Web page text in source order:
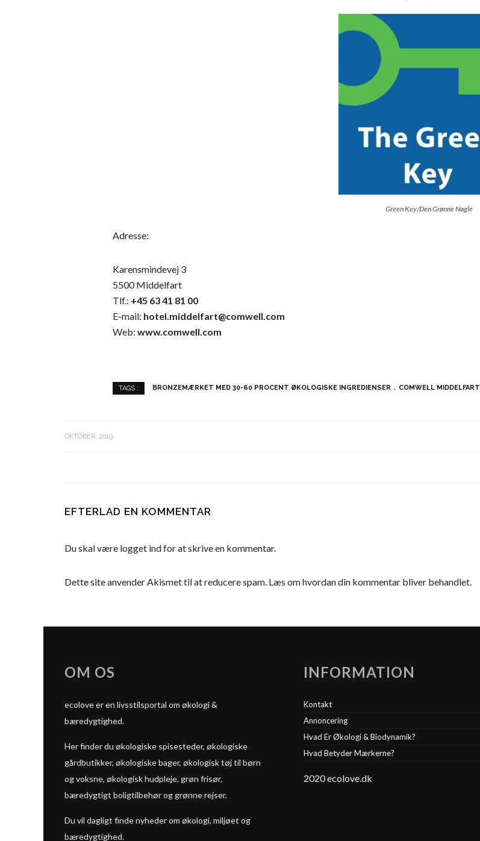
Green Key/Den Grønne Nøgle
Adresse:
Karensmindevej 3
5500 Middelfart
Tlf.: +45 63 41 81 00
E-mail: hotel.middelfart@comwell.com
Web: www.comwell.com
TAGS : BRONZEMÆRKET MED 30-60 PROCENT ØKOLOGISKE INGREDIENSER COMWELL MIDDELFART
OKTOBER, 2019
EFTERLAD EN KOMMENTAR
Du skal være logget indfor at skrive en kommentar.
Dette site anvender Akismet til at reducere spam. Læs om hvordan din kommentar bliver behandlet.
OM OS
ecolove er en livsstilsportal om økologi &
bæredygtighed.
Her finder du økologiske spisesteder, økologiske
gårdbutikker, økologiske bager, økologisk tøj til børn
og voksne, økologisk hudpleje, grøn frisør,
bæredygtigt boligtilbehør og grønne rejser.
Du vil dagligt finde nyheder om økologi, miljøet og
bæredygtighed.
INFORMATION
Kontakt
Annoncering
Hvad Er Økologi & Biodynamik?
Hvad Betyder Mærkerne?
2020 ecolove.dk